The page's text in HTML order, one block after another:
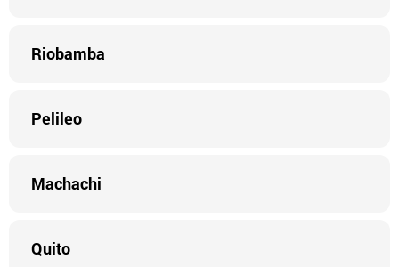
Riobamba
Pelileo
Machachi
Quito